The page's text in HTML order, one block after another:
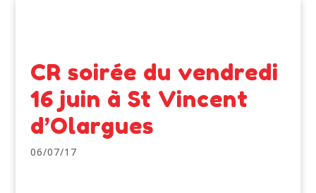
CR soirée du vendredi
16 juin à St Vincent
d’Olargues
06/07/17